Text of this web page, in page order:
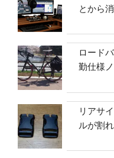
とから
ロード
勤仕様
リアサ
ルが割